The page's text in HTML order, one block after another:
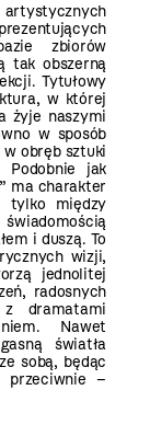
zbiorów
tak obszerną
Tytułowy
w której
żyje naszymi
w sposób
obręb sztuki
Podobnie jak
ma charakter
tylko między
i duszą. To
wizji,
jednolitej
radosnych
dramatami
Nawet
światła
sobą, będąc
przeciwnie –